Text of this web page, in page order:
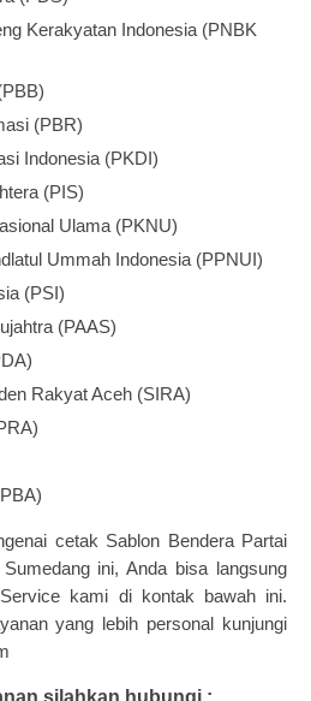
Kerakyatan Indonesia (PNBK
(PBR)
Indonesia (PKDI)
(PIS)
Ulama (PKNU)
Ummah Indonesia (PPNUI)
(PSI)
(PAAS)
Rakyat Aceh (SIRA)
cetak Sablon Bendera Partai
ini, Anda bisa langsung
kami di kontak bawah ini.
yang lebih personal kunjungi
hubungi :